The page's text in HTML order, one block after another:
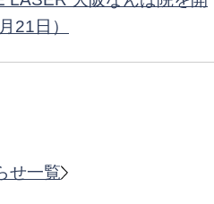
21日）
せ一覧